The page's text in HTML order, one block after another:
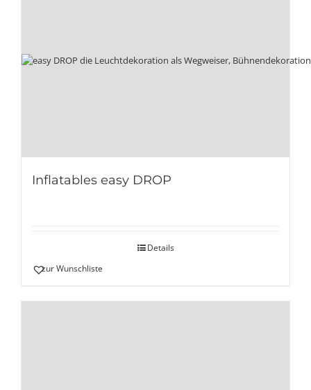
Inflatables easy DROP
Details
zur Wunschliste